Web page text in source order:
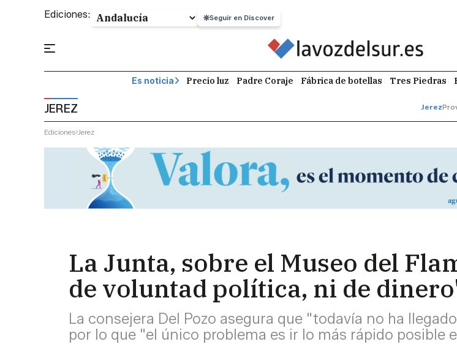
Ediciones: Seguir en Discover
Es noticia Precio luz Padre Coraje Fábrica de botellas Tres Piedras
JEREZ Jerez
Ediciones Jerez
La Junta, sobre el Museo del
de voluntad política, ni de
La consejera Del Pozo asegura que "todavía no ha
por lo que "el único problema es ir lo más rápido posible